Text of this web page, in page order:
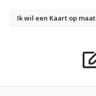
Ik wil een Kaart op maat